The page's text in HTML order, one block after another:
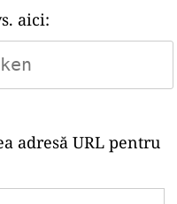
aici:
adresă URL pentru